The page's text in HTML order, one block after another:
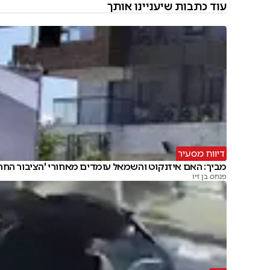
עוד כתבות שיעניינו אותך
דיווח מסעיר
מביך: האם איזנקוט והשמאל עומדים מאחורי 'הציבור
פנחס בן זיו